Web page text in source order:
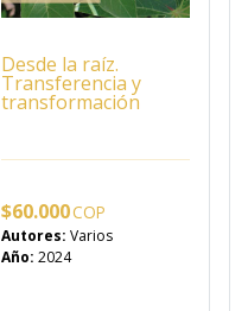
Desde la raíz.
Transferencia y
transformación
$60.000
Autores: Varios
Año: 2024